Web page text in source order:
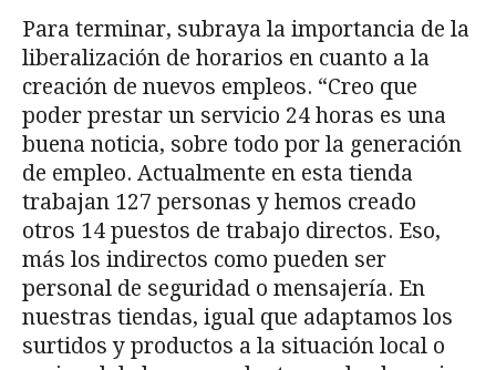
Para terminar, subraya la importancia de la
liberalización de horarios en cuanto a la
creación de nuevos empleos. “Creo que
poder prestar un servicio 24 horas es una
buena noticia, sobre todo por la generación
de empleo. Actualmente en esta tienda
trabajan 127 personas y hemos creado
otros 14 puestos de trabajo directos. Eso,
más los indirectos como pueden ser
personal de seguridad o mensajería. En
nuestras tiendas, igual que adaptamos los
surtidos y productos a la situación local o